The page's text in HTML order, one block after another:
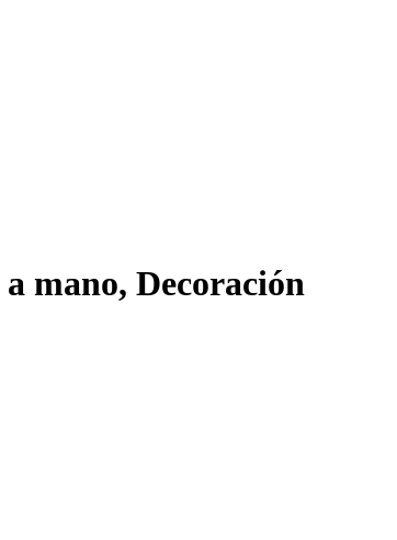
mano, Decoración